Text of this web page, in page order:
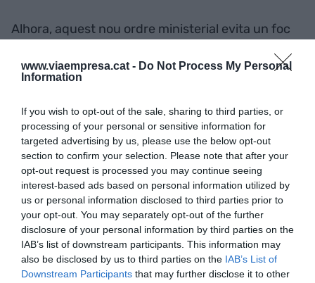
www.viaempresa.cat - Do Not Process My Personal
Information
If you wish to opt-out of the sale, sharing to third parties, or
processing of your personal or sensitive information for
targeted advertising by us, please use the below opt-out
section to confirm your selection. Please note that after your
opt-out request is processed you may continue seeing
interest-based ads based on personal information utilized by
us or personal information disclosed to third parties prior to
your opt-out. You may separately opt-out of the further
disclosure of your personal information by third parties on the
IAB’s list of downstream participants. This information may
also be disclosed by us to third parties on the IAB’s List of
Downstream Participants that may further disclose it to other
Alhora, aquest nou ordre ministerial evita un foc
competències entre el Govern espanyol i la
Generalitat. Tot plegat, a les portes també d'unes
eleccions ja convocades pel president espanyol
Pedro Sánchez i que tindran lloc el pròxim 28
d'abril, tot just uns pocs dies abans de les
eleccions camerals.
AfegirVIA Empresacom a font preferida de
Google de forma gratuïta
Estigues informat amb les últimes notícies d'actualitat
ACTIVAR ARA